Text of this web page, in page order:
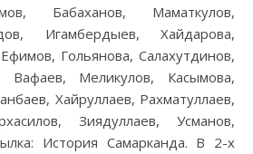
Бабаханов, Маматкулов,
Игамбердыев, Хайдарова,
Гольянова, Салахутдинов,
Вафаев, Меликулов, Касымова,
Хайруллаев, Рахматуллаев,
Зиядуллаев, Усманов,
История Самарканда. В 2-х